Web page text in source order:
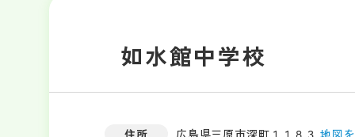
如水館中学校
住所 広島県三原市深町１１８３地図